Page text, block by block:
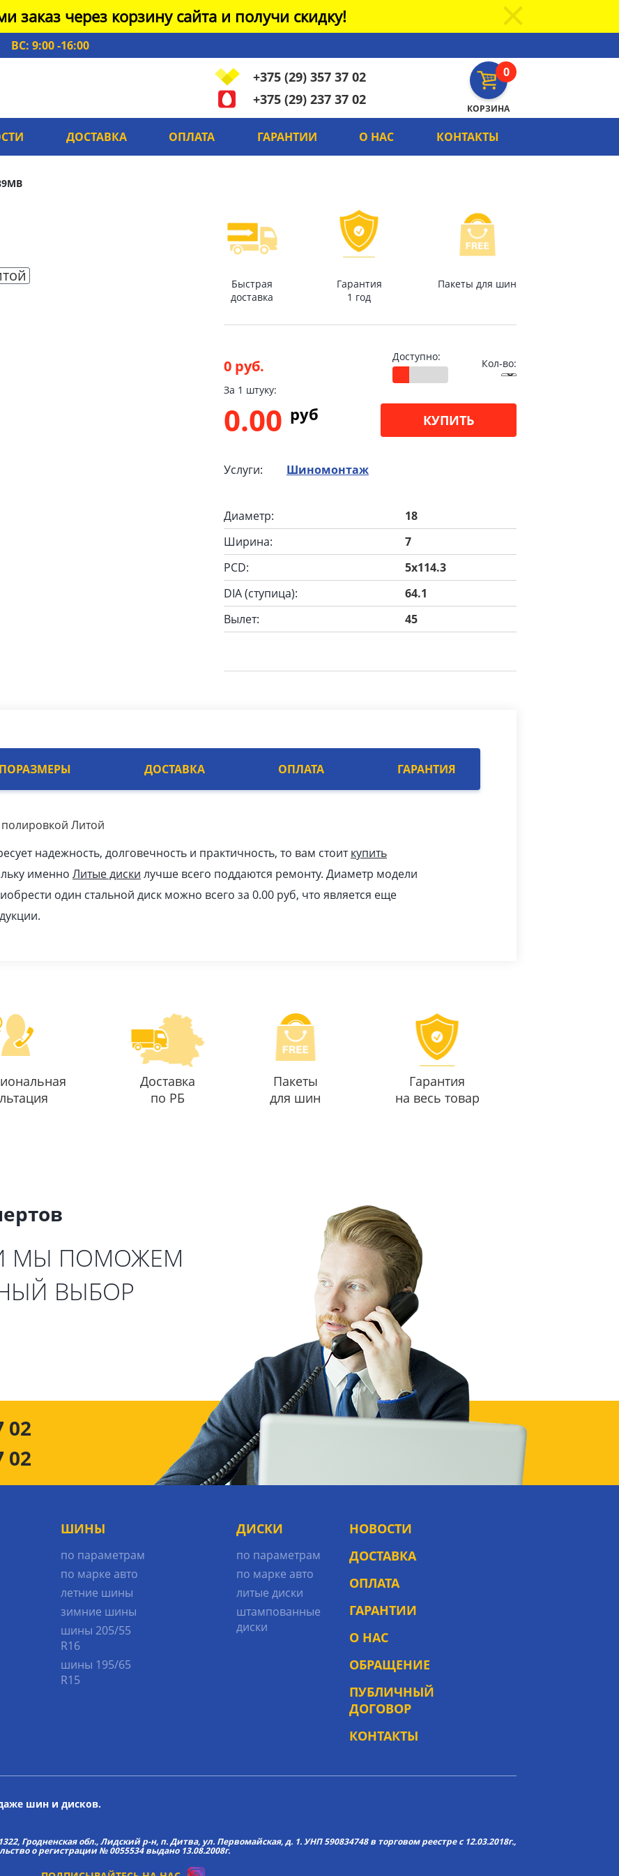
заказ через корзину сайта и получи скидку!
ВС: 9:00 -16:00
0
КОРЗИНА
+375 (29) 357 37 02
+375 (29) 237 37 02
ДОСТАВКА ОПЛАТА ГАРАНТИИ О НАС КОНТАКТЫ
Быстрая
доставка
Гарантия
1 год
Пакеты для шин
0 руб.
Доступно:
Кол-во:
За 1 штуку:
0.00 pуб КУПИТЬ
Услуги: Шиномонтаж
Диаметр:
18
Ширина:
7
PCD:
5x114.3
DIA (ступица):
64.1
Вылет:
45
ДОСТАВКА ОПЛАТА ГАРАНТИЯ
Литой
надежность, долговечность и практичность, то вам стоиткупить
именно Литые диски лучше всего поддаются ремонту. Диаметр модели
один стальной диск можно всего за 0.00 pуб, что является еще
Доставка
по РБ
Пакеты
для шин
Гарантия
на весь товар
МЫ ПОМОЖЕМ
ВЫБОР
02
02
ШИНЫ
по параметрам
по марке авто
летние шины
зимние шины
шины 205/55
R16
шины 195/65
R15
ДИСКИ
по параметрам
по марке авто
литые диски
штампованные
диски
НОВОСТИ
ДОСТАВКА
ОПЛАТА
ГАРАНТИИ
О НАС
ОБРАЩЕНИЕ
ПУБЛИЧНЫЙ
ДОГОВОР
КОНТАКТЫ
шин и дисков.
Гродненская обл., Лидский р-н, п. Дитва, ул. Первомайская, д. 1. УНП 590834748 в торговом реестре с 12.03.2018г.,
о регистрации № 0055534 выдано 13.08.2008г.